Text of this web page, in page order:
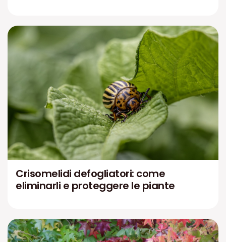
Crisomelidi defogliatori: come
eliminarli e proteggere le piante